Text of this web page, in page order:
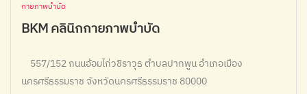
กายภาพบำบัด
BKM​ คลินิกกายภาพ​บําบัด​
557/152 ถนนอ้อมไก่วชิราวุธ ตำบลปากพูน อำเภอเมือง
นครศรีธรรมราช จังหวัดนครศรีธรรมราช 80000